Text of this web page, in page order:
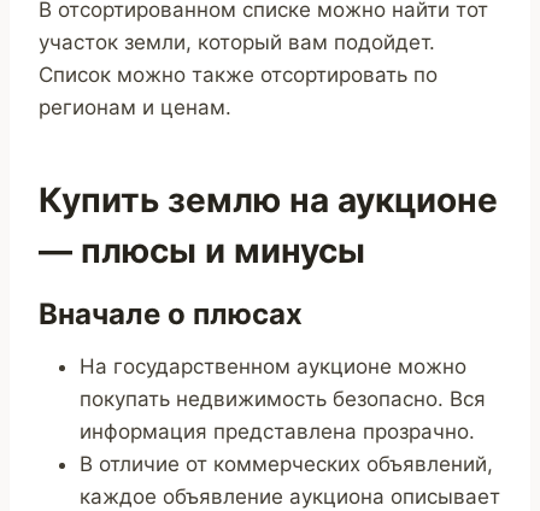
В отсортированном списке можно найти тот
участок земли, который вам подойдет.
Список можно также отсортировать по
регионам и ценам.
Купить землю на аукционе
— плюсы и минусы
Вначале о плюсах
На государственном аукционе можно
покупать недвижимость безопасно. Вся
информация представлена прозрачно.
В отличие от коммерческих объявлений,
каждое объявление аукциона описывает